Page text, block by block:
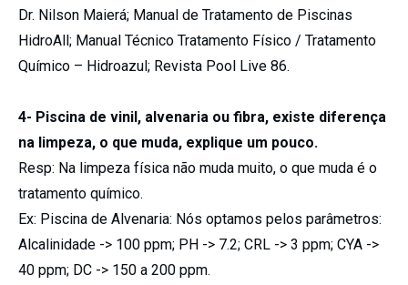
Dr. Nilson Maierá; Manual de Tratamento de Piscinas
HidroAll; Manual Técnico Tratamento Físico / Tratamento
Químico – Hidroazul; Revista Pool Live 86.
4- Piscina de vinil, alvenaria ou fibra, existe diferença
na limpeza, o que muda, explique um pouco.
Resp: Na limpeza física não muda muito, o que muda é o
tratamento químico.
Ex: Piscina de Alvenaria: Nós optamos pelos parâmetros:
Alcalinidade -> 100 ppm; PH -> 7.2; CRL -> 3 ppm; CYA ->
40 ppm; DC -> 150 a 200 ppm.